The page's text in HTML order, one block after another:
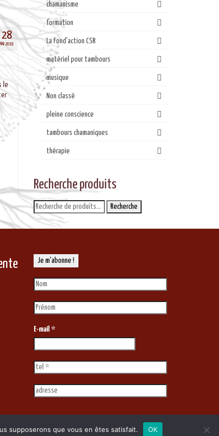
28
MAI 2019
le
chamanisme
formation
La Fond'action CSR
matériel pour tambours
musique
Non classé
pleine conscience
tambours chamaniques
thérapie
Recherche produits
Recherche
pour :
Recherche
E-mail *
supposerons que vous en êtes satisfait. OK